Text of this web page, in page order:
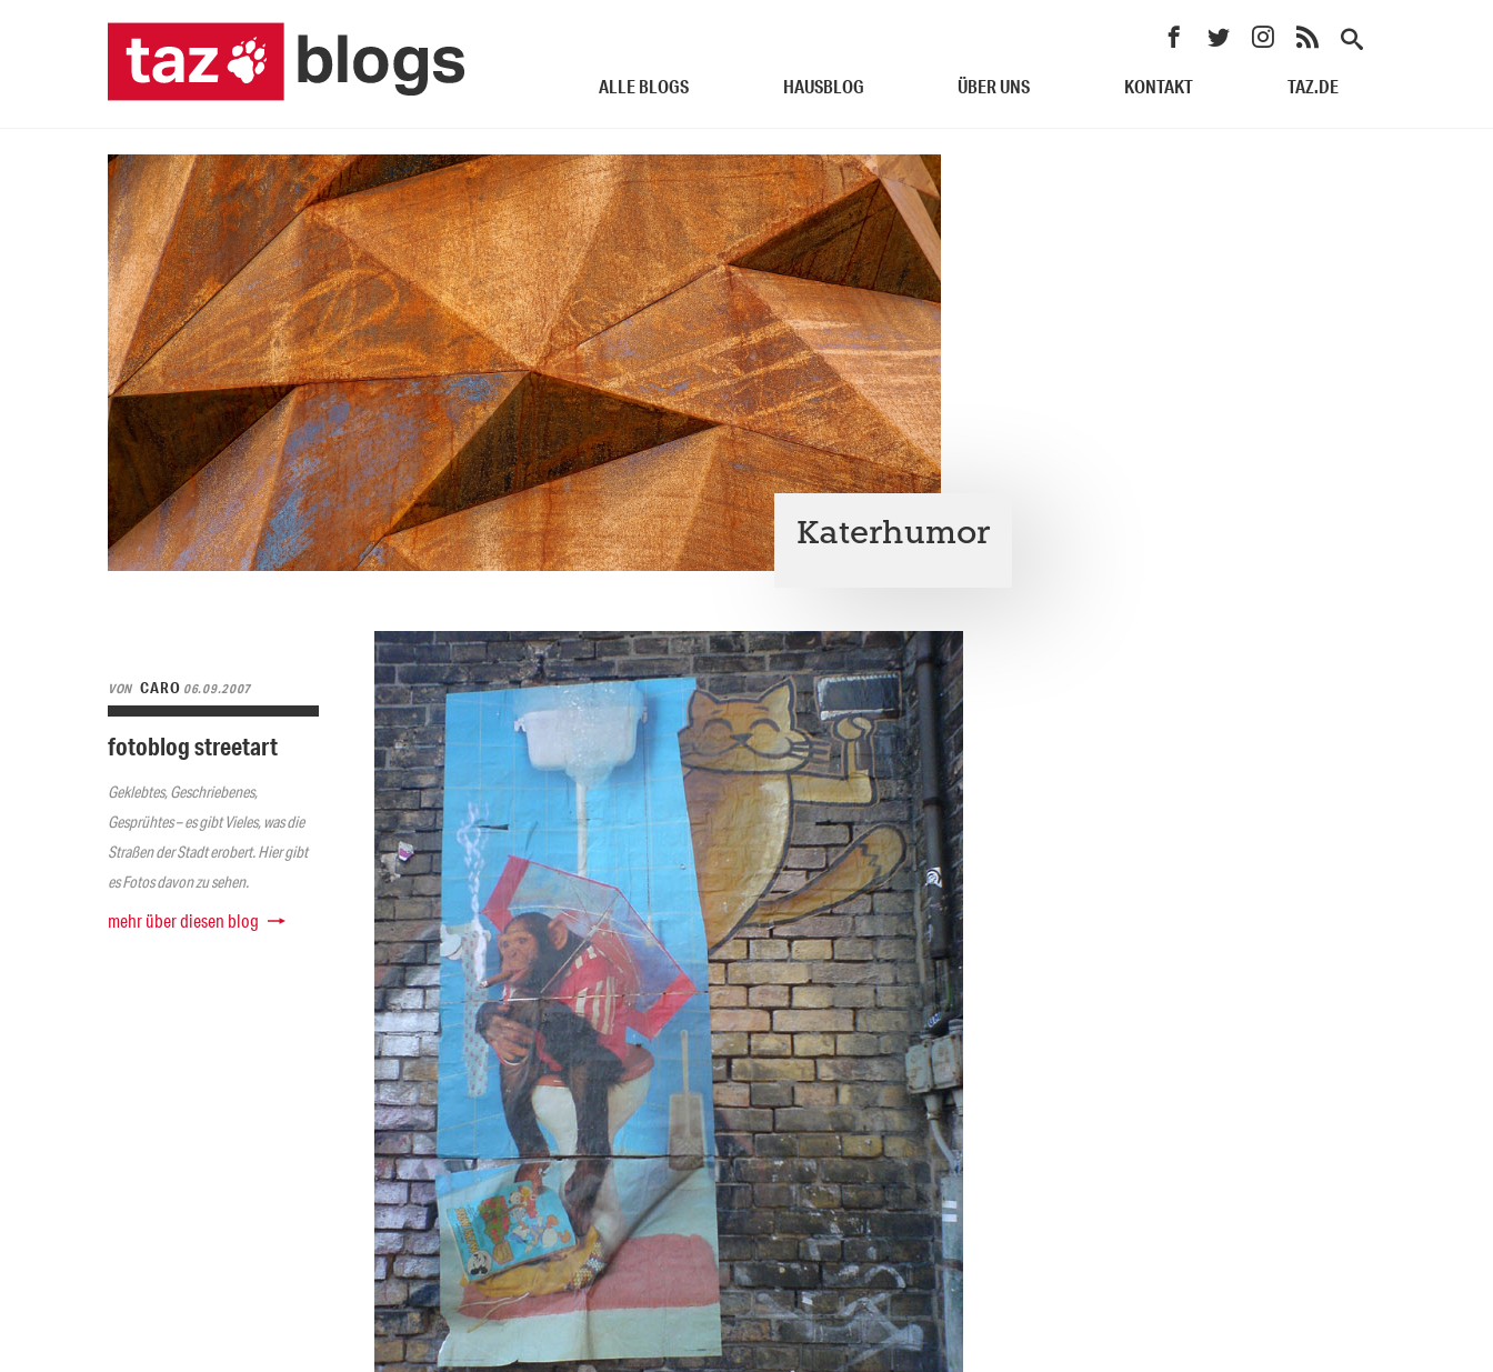
ALLE BLOGS HAUSBLOG ÜBER UNS KONTAKT TAZ.DE
Katerhumor
VON CARO 06.09.2007
fotoblog streetart
Geklebtes, Geschriebenes,
Gesprühtes – es gibt Vieles, was die
Straßen der Stadt erobert. Hier gibt
es Fotos davon zu sehen.
mehr über diesen blog